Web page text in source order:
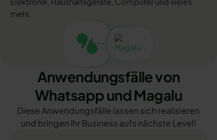
mehr.
Anwendungsfälle von
Whatsapp und Magalu
Diese Anwendungsfälle lassen sich realisieren
und bringen Ihr Business aufs nächste Level!